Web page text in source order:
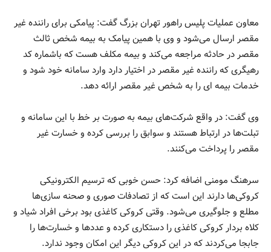
معاون عملیات پلیس راهور تهران بزرگ گفت: پیامکی برای راننده غیر
مقصر ارسال می‌شود و وی با همین پیامک به بیمه شخص ثالث
مقصر در حادثه مراجعه می‌کند و بیمه مکلف هست که باشماره کد
رهیگری که راننده غیر مقصر در اختیار دارد وارد سامانه خود شود و
خدمات بیمه ای را به شخص غیر مقصر ارائه دهد.
وی گفت: در واقع شرکت‌های بیمه به صورت بر خط با این سامانه و
تبلت‌ها در ارتباط هستند و سوابق را بررسی کرده و خسارت غیر
مقصر را پرداخت می‌کنند.
سرهنگ مومنی اضافه کرد: حسن خوبی که ترسیم الکترونیکی
کروکی‌ها دارند این است که از تصادفات صوری و صحنه سازی‌ها
مطلع و جلوگیری می‌شود. وقتی کروکی کاغذی بود برخی افراد شیاد و
کلاه بردار کروکی کاغذی را دستکاری کرده و عددها و خسارت‌ها را
جابجا می‌کردند که در این کروکی دیگر این امکان وجود ندارد.